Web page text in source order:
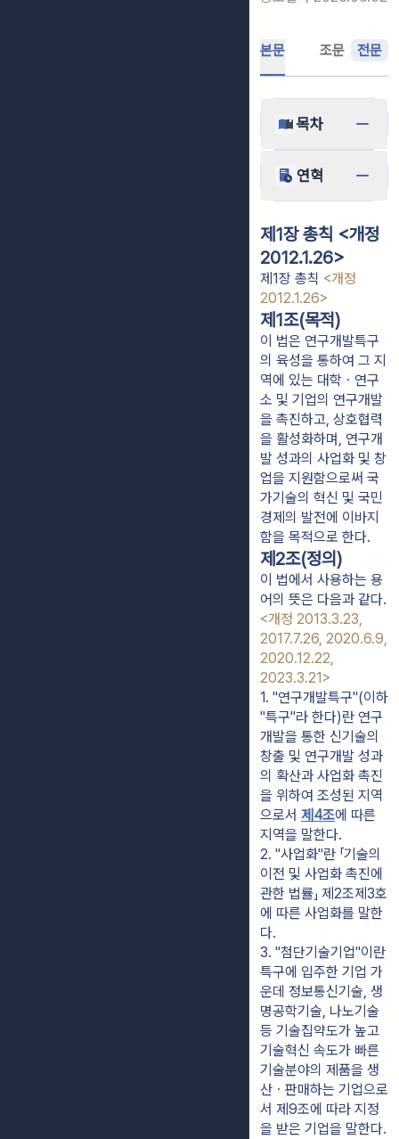
본문 조문 전문
목차
연혁
제1장 총칙 <개정
2012.1.26>
제1장 총칙 <개정
2012.1.26>
제1조(목적)
이 법은 연구개발특구
의 육성을 통하여 그 지
역에 있는 대학ㆍ연구
소 및 기업의 연구개발
을 촉진하고, 상호협력
을 활성화하며, 연구개
발 성과의 사업화 및 창
업을 지원함으로써 국
가기술의 혁신 및 국민
경제의 발전에 이바지
함을 목적으로 한다.
제2조(정의)
이 법에서 사용하는 용
어의 뜻은 다음과 같다.
<개정 2013.3.23,
2017.7.26, 2020.6.9,
2020.12.22,
2023.3.21>
1. "연구개발특구"(이하
"특구"라 한다)란 연구
개발을 통한 신기술의
창출 및 연구개발 성과
의 확산과 사업화 촉진
을 위하여 조성된 지역
으로서 제4조에 따른
지역을 말한다.
2. "사업화"란 「기술의
이전 및 사업화 촉진에
관한 법률」 제2조제3호
에 따른 사업화를 말한
다.
3. "첨단기술기업"이란
특구에 입주한 기업 가
운데 정보통신기술, 생
명공학기술, 나노기술
등 기술집약도가 높고
기술혁신 속도가 빠른
기술분야의 제품을 생
산ㆍ판매하는 기업으로
서 제9조에 따라 지정
을 받은 기업을 말한다.